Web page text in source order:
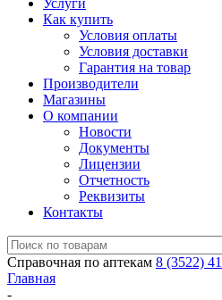
Услуги
Как купить
Условия оплаты
Условия доставки
Гарантия на товар
Производители
Магазины
О компании
Новости
Документы
Лицензии
Отчетность
Реквизиты
Контакты
Справочная по аптекам 8 (3522)
Главная
-